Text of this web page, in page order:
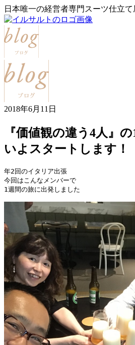
日本唯一の経営者専門スーツ仕立て
2018年6月11日
『価値観の違う4人』
いよスタートします！
年2回のイタリア出張
今回はこんなメンバーで
1週間の旅に出発しました